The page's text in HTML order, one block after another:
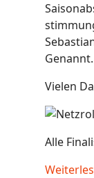
Genannt.
Vielen
Alle